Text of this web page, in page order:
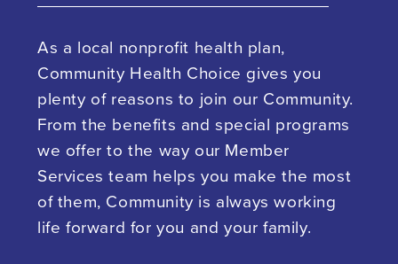
As a local nonprofit health plan,
Community Health Choice gives you
plenty of reasons to join our Community.
From the benefits and special programs
we offer to the way our Member
Services team helps you make the most
of them, Community is always working
life forward for you and your family.